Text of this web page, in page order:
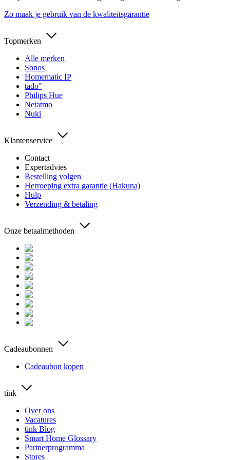
Zo maak je gebruik van de kwaliteitsgarantie
Topmerken
Alle merken
Sonos
Homematic IP
tado°
Philips Hue
Netatmo
Nuki
Klantenservice
Contact
Expertadvies
Bestelling volgen
Herroeping extra garantie (Hakuna)
Hulp
Verzending & betaling
Onze betaalmethoden
Cadeaubonnen
Cadeaubon kopen
tink
Over ons
Vacatures
tink Blog
Smart Home Glossary
Partnerprogramma
Stores